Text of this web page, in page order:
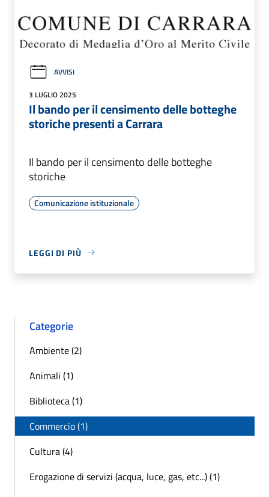
AVVISI
3 LUGLIO 2025
Il bando per il censimento delle botteghe
storiche presenti a Carrara
Il bando per il censimento delle botteghe
storiche
Comunicazione istituzionale
LEGGI DI PIÙ
Categorie
Ambiente (2)
Animali (1)
Biblioteca (1)
Commercio (1)
Cultura (4)
Erogazione di servizi (acqua, luce, gas, etc...) (1)